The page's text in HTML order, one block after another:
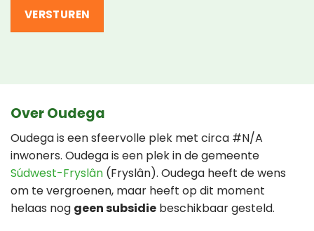
Over Oudega
Oudega is een sfeervolle plek met circa #N/A
inwoners. Oudega is een plek in de gemeente
Súdwest-Fryslân (Fryslân). Oudega heeft de wens
om te vergroenen, maar heeft op dit moment
helaas nog geen subsidie beschikbaar gesteld.